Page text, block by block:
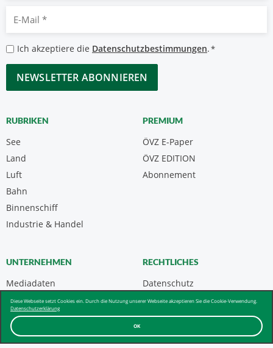
OK
Diese Webseite setzt Cookies ein. Durch die Nutzung unserer Webseite akzeptieren Sie die Cookie-Verwendung.
Datenschutzerklärung
Mail
*
Datenschutzbestimmungen
*
Ich akzeptiere die Datenschutzbestimmungen.*
CAPTCHA
RUBRIKEN
See
Land
Luft
Bahn
Binnenschiff
Industrie & Handel
PREMIUM
ÖVZ E-Paper
Abonnement
ÖVZ EDITION
UNTERNEHMEN
Mediadaten
Kontakt
Über uns & AGB
RECHTLICHES
Datenschutz
Impressum